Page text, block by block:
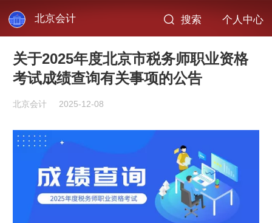
北京会计 搜索 个人中心
关于2025年度北京市税务师职业资格
考试成绩查询有关事项的公告
北京会计 2025-12-08